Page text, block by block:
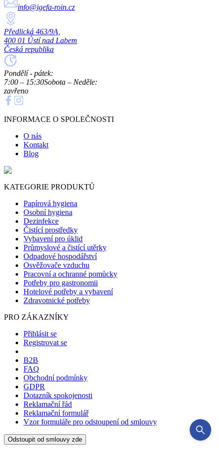
info@igefa-roin.cz
Předlická 463/9A,
400 01 Ústí nad Labem
Česká republika
Pondělí - pátek:
7:00 – 15:30Sobota – Neděle:
zavřeno
INFORMACE O SPOLEČNOSTI
O nás
Kontakt
Blog
KATEGORIE PRODUKTŮ
Papírová hygiena
Osobní hygiena
Dezinfekce
Čistící prostředky
Vybavení pro úklid
Průmyslové a čistící utěrky
Odpadové hospodářství
Osvěžovače vzduchu
Pracovní a ochranné pomůcky
Potřeby pro gastronomii
Hotelové potřeby a vybavení
Zdravotnické potřeby
PRO ZÁKAZNÍKY
Přihlásit se
Registrovat se
B2B
FAQ
Obchodní podmínky
GDPR
Dotazník spokojenosti
Reklamační řád
Reklamační formulář
Vzor formuláře pro odstoupení od smlouvy
Odstoupit od smlouvy zde